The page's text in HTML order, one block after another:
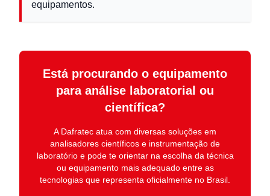
equipamentos.
Está procurando o equipamento
para análise laboratorial ou
científica?
A Dafratec atua com diversas soluções em
analisadores científicos e instrumentação de
laboratórioe pode te orientar na escolha da técnica
ou equipamento mais adequado entre as
tecnologias que representa oficialmente no Brasil.